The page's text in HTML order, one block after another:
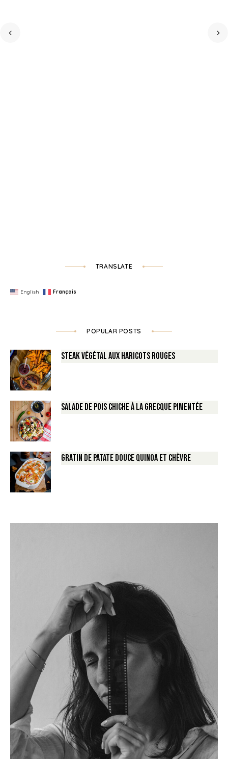
TRANSLATE
English Français
POPULAR POSTS
Steak végétal aux haricots rouges
Salade de Pois chiche à la Grecque pimentée
Gratin de Patate douce Quinoa et Chèvre